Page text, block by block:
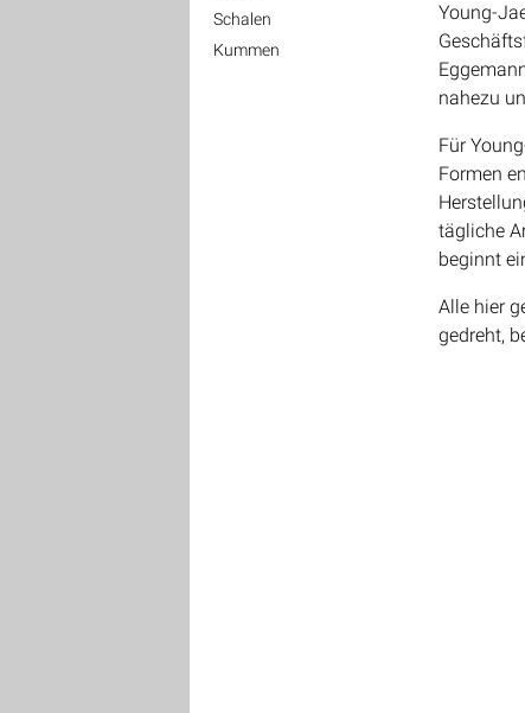
Schalen
Kummen
Young-
nahezu
Für
Formen
tägliche
beginnt
Alle hier
gedreht,